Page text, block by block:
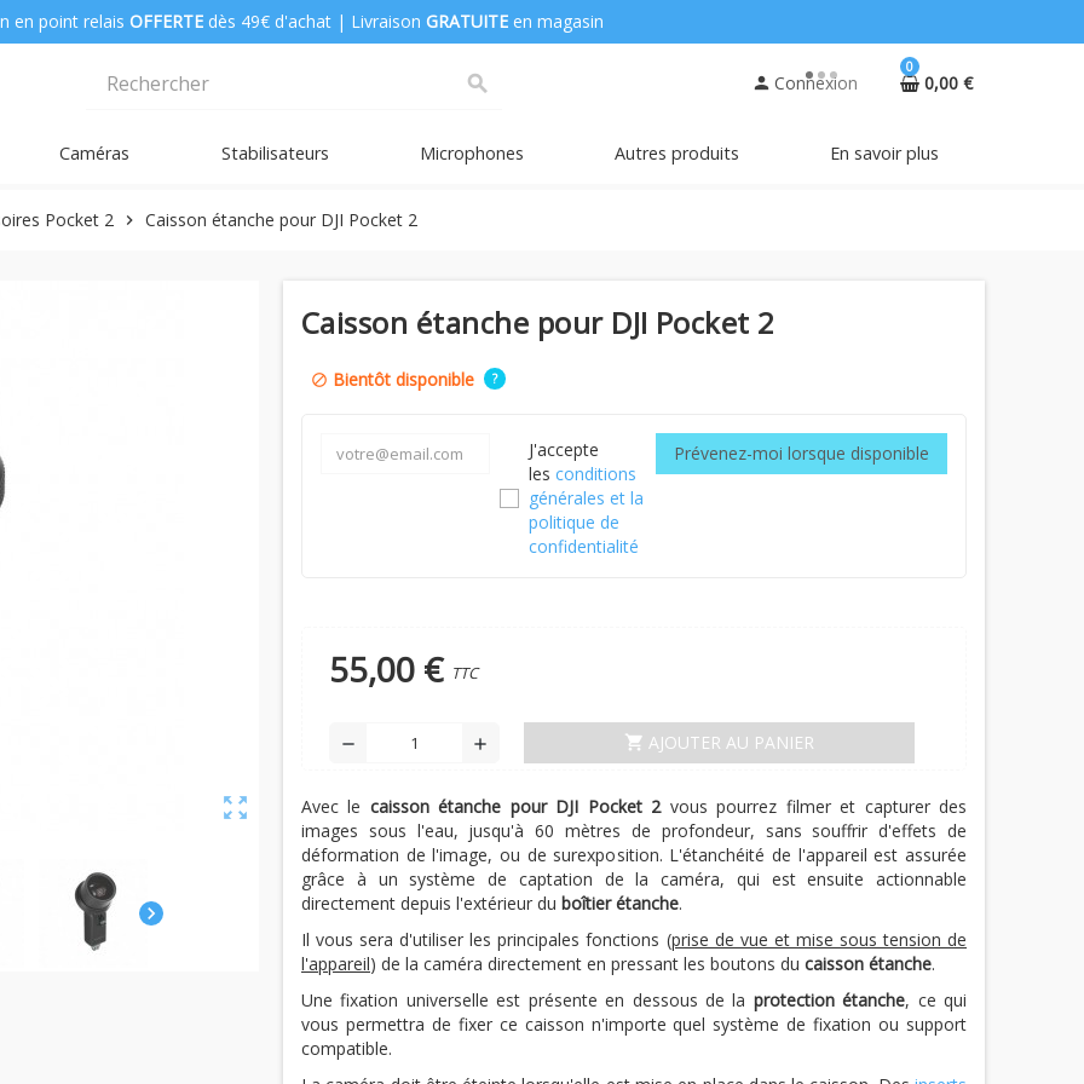
en point relais OFFERTEdès 49€ d'achat | Livraison GRATUITEen magasin
search person Connexion
0
0,00 €
Caméras Stabilisateurs Microphones Autres produits En savoir plus
Pocket 2 chevron_right Caisson étanche pour DJI Pocket 2
zoom_out_map
chevron_right
Caisson étanche pour DJI Pocket 2
block Bientôt disponible ?
J'accepte
les conditions
générales et la
politique de
confidentialité
Prévenez-moi lorsque disponible
55,00 € TTC
remove add shopping_cart AJOUTER AU PANIER
Avec le caisson étanche pour DJI Pocket 2vous pourrez filmer et capturer des
images sous l'eau, jusqu'à 60 mètres de profondeur, sans souffrir d'effets de
déformation de l'image, ou de surexposition. L'étanchéité de l'appareil est assurée
grâce à un système de captation de la caméra, qui est ensuite actionnable
directement depuis l'extérieur du boîtier étanche.
Il vous sera d'utiliser les principales fonctions (prise de vue et mise sous tension de
l'appareil) de la caméra directement en pressant les boutons du caisson étanche.
Une fixation universelle est présente en dessous de la protection étanche, ce qui
vous permettra de fixer ce caisson n'importe quel système de fixation ou support
compatible.